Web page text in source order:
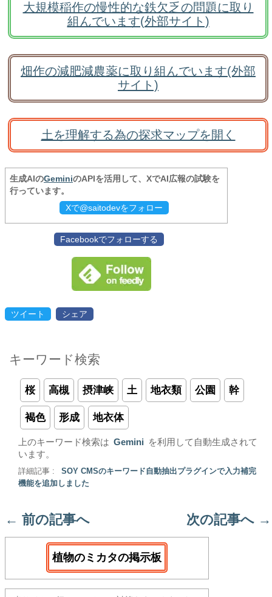
大規模稲作の慢性的な鉄欠乏の問題に取り
組んでいます(外部サイト)
畑作の減肥減農薬に取り組んでいます(外部
サイト)
土を理解する為の探求マップを開く
生成AIのGeminiのAPIを活用して、XでAI広報の試験を
行っています。
Xで@saitodevをフォロー
Facebookでフォローする
ツイート シェア
キーワード検索
桜 高槻 摂津峡 土 地衣類 公園 幹
褐色 形成 地衣体
上のキーワード検索は Gemini
を利用して自動生成されて
います。
詳細記事 :
SOY CMSのキーワード自動抽出プラグインで入力補完
機能を追加しました
← 前の記事へ 次の記事へ →
植物のミカタの掲示板